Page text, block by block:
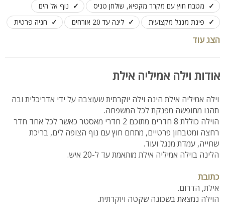
מטבח חוץ עם מקרר מקפיא, שולחן טניס
נוף אל הים
פינת מנגל מקצועית
לינה עד 20 אורחים חניה פרטית
הצג עוד
אודות וילה אמיליה אילת
וילה אמיליה אילת הינה וילה יוקרתית שעוצבה על ידי אדריכלית ובה
תהנו מחופשה מפנקת לכל המשפחה.
הוילה כוללת 8 חדרים מתוכם 2 חדרי מאסטר כאשר לכל אחד חדר
רחצה ומטבחון פרטיים, מתחם חוץ עם נוף הצופה לים, בריכת
שחייה, עמדת מנגל ועוד.
הלינה בוילה אמיליה אילת מותאמת עד ל-20 איש.
כתובת
אילת, הדרום.
הוילה נמצאת בשכונה שקטה ויוקרתית.